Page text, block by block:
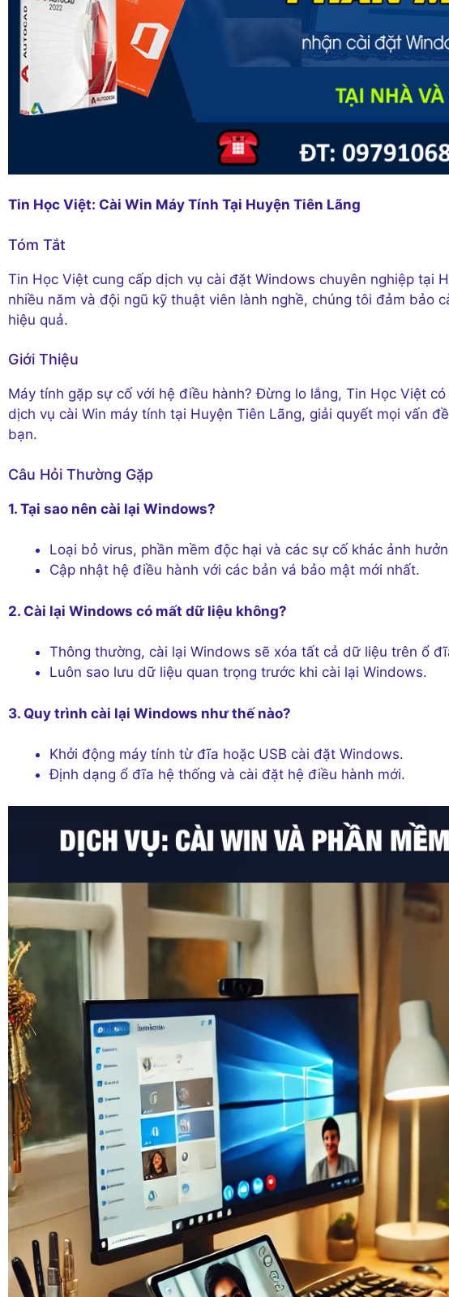
Tin Học Việt: Cài Win Máy Tính Tại Huyện Tiên Lãng
Tóm Tắt
Tin Học Việt cung cấp dịch vụ cài đặt Windows chuyên nghiệp tại
nhiều năm và đội ngũ kỹ thuật viên lành nghề, chúng tôi đảm bảo
hiệu quả.
Giới Thiệu
Máy tính gặp sự cố với hệ điều hành? Đừng lo lắng, Tin Học Việt
dịch vụ cài Win máy tính tại Huyện Tiên Lãng, giải quyết mọi vấn
bạn.
Câu Hỏi Thường Gặp
1. Tại sao nên cài lại Windows?
Loại bỏ virus, phần mềm độc hại và các sự cố khác ảnh
Cập nhật hệ điều hành với các bản vá bảo mật mới nhất.
2. Cài lại Windows có mất dữ liệu không?
Thông thường, cài lại Windows sẽ xóa tất cả dữ liệu trên ổ
Luôn sao lưu dữ liệu quan trọng trước khi cài lại Windows.
3. Quy trình cài lại Windows như thế nào?
Khởi động máy tính từ đĩa hoặc USB cài đặt Windows.
Định dạng ổ đĩa hệ thống và cài đặt hệ điều hành mới.